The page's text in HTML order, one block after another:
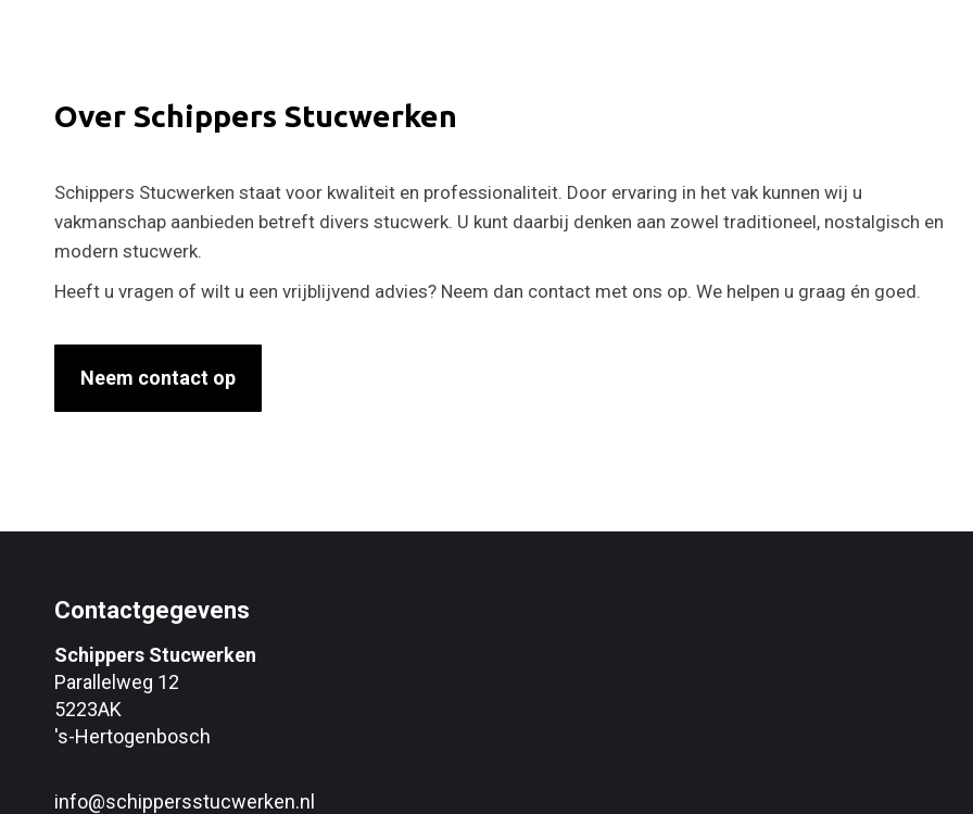
Over Schippers Stucwerken
Schippers Stucwerken staat voor kwaliteit en professionaliteit. Door ervaring in het vak kunnen wij u
vakmanschap aanbieden betreft divers stucwerk. U kunt daarbij denken aan zowel traditioneel, nostalgisch en
modern stucwerk.
Heeft u vragen of wilt u een vrijblijvend advies? Neem dan contact met ons op. We helpen u graag én goed.
Neem contact op
Contactgegevens
Schippers Stucwerken
Parallelweg 12
5223AK
's-Hertogenbosch
info@schippersstucwerken.nl